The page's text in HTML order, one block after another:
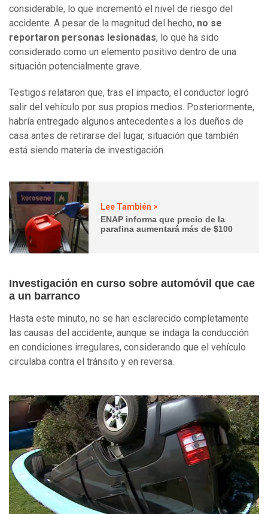
considerable, lo que incrementó el nivel de riesgo del
accidente. A pesar de la magnitud del hecho, no se
reportaron personas lesionadas, lo que ha sido
considerado como un elemento positivo dentro de una
situación potencialmente grave.
Testigos relataron que, tras el impacto, el conductor logró
salir del vehículo por sus propios medios. Posteriormente,
habría entregado algunos antecedentes a los dueños de
casa antes de retirarse del lugar, situación que también
está siendo materia de investigación.
Lee También >
ENAP informa que precio de la
parafina aumentará más de $100
Investigación en curso sobre automóvil que cae
a un barranco
Hasta este minuto, no se han esclarecido completamente
las causas del accidente, aunque se indaga la conducción
en condiciones irregulares, considerando que el vehículo
circulaba contra el tránsito y en reversa.